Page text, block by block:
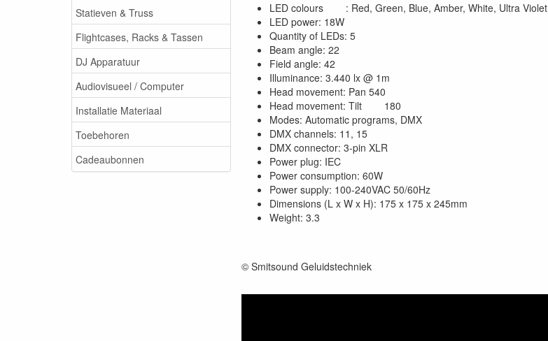
Statieven & Truss
Flightcases, Racks & Tassen
DJ Apparatuur
Audiovisueel / Computer
Installatie Materiaal
Toebehoren
Cadeaubonnen
LED colours : Red, Green, Blue, Amber, White, Ultra Violet
LED power: 18W
Quantity of LEDs: 5
Beam angle: 22
Field angle: 42
Illuminance: 3.440 lx @ 1m
Head movement: Pan 540
Head movement: Tilt 180
Modes: Automatic programs, DMX
DMX channels: 11, 15
DMX connector: 3-pin XLR
Power plug: IEC
Power consumption: 60W
Power supply: 100-240VAC 50/60Hz
Dimensions (L x W x H): 175 x 175 x 245mm
Weight: 3.3
© Smitsound Geluidstechniek